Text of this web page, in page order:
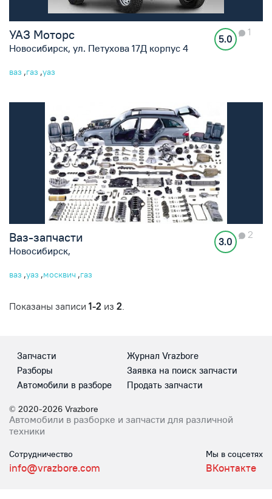
УАЗ Моторс
Новосибирск, ул. Петухова 17Д корпус 4
5.0
1
ваз ,газ ,уаз
Ваз-запчасти
Новосибирск,
3.0
2
ваз ,уаз ,москвич ,газ
Показаны записи 1-2 из 2.
Запчасти
Разборы
Автомобили в разборе
Журнал Vrazbore
Заявка на поиск запчасти
Продать запчасти
© 2020-2026 Vrazbore
Автомобили в разборке и запчасти для различной
техники
Сотрудничество
info@vrazbore.com
Мы в соцсетях
ВКонтакте